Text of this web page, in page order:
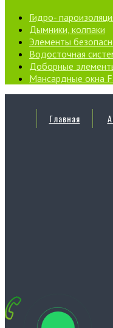
Гидро-
Дымники, колпаки
Элементы
Водосточная
Доборные
Мансардные окна
Главная